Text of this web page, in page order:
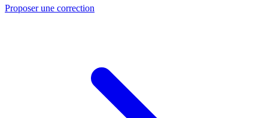
Proposer une correction